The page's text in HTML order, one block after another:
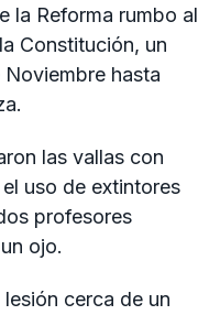
la Reforma rumbo al
Constitución, un
hasta
las vallas con
uso de extintores
profesores
ojo.
cerca de un